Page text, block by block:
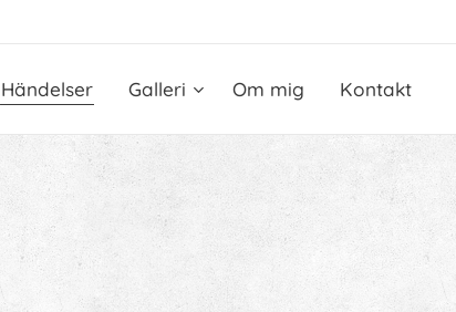
Händelser Galleri Om mig Kontakt